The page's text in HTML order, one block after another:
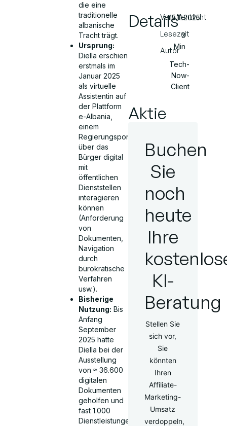
die eine
traditionelle
albanische
Tracht trägt.
Ursprung:
Diella erschien
erstmals im
Januar 2025
als virtuelle
Assistentin auf
der Plattform
e-Albania,
einem
Regierungsportal,
über das
Bürger digital
mit
öffentlichen
Dienststellen
interagieren
können
(Anforderung
von
Dokumenten,
Navigation
durch
bürokratische
Verfahren
usw.).
Bisherige
Nutzung: Bis
Anfang
September
2025 hatte
Diella bei der
Ausstellung
von ≈ 36.600
digitalen
Dokumenten
geholfen und
fast 1.000
Dienstleistungen
DetailsVeröffentlicht
Lesezeit
Autor
15.11.2025
3
Min
Tech-
Now-
Client
Aktie
Buchen
Sie
noch
heute
Ihre
KI-
Beratung
Stellen Sie
sich vor,
Sie
könnten
Ihren
Affiliate-
Marketing-
Umsatz
verdoppeln,